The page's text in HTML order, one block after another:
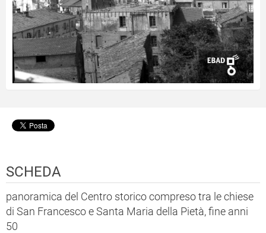
SCHEDA
panoramica del Centro storico compreso tra le chiese
di San Francesco e Santa Maria della Pietà, fine anni
50